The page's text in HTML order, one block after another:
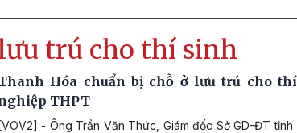
trú cho thí sinh
Hóa chuẩn bị chỗ ở lưu trú cho
THPT
[VOV2] - Ông Trần Văn Thức, Giám đốc Sở GD-ĐT tỉnh